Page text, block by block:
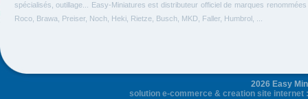
spécialisés, outillage... Easy-Miniatures est distributeur officiel de marques
Roco, Brawa, Preiser, Noch, Heki, Rietze, Busch, MKD, Faller, Humbrol, ...
2026 Easy
solution e-commerce & creation site internet